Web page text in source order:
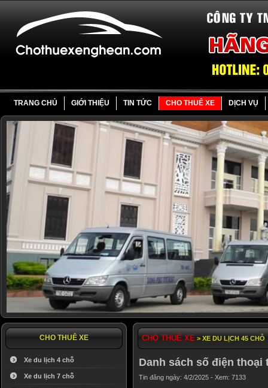
TRANG CHỦ GIỚI THIỆU TIN TỨC CHO THUÊ XE DỊCH VỤ
CHO THUÊ XE
Xe du lịch 4 chỗ
Xe du lịch 7 chỗ
CHO THUÊ XE > XE DU LỊCH 45 CHỖ
Danh sách số điện thoại
Tin đăng ngày: 4/2/2025 - Xem: 7133